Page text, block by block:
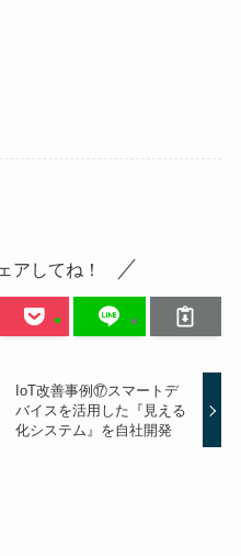
アしてね！
IoT改善事例⑰スマートデ
バイスを活用した『見える
化システム』を自社開発